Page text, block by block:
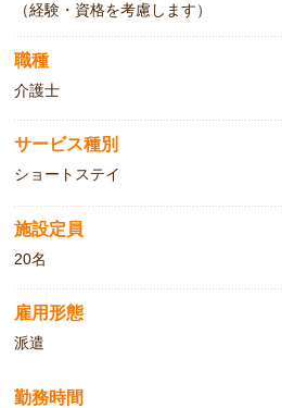
（経験・資格を考慮します）
職種
介護士
サービス種別
ショートステイ
施設定員
20名
雇用形態
派遣
勤務時間